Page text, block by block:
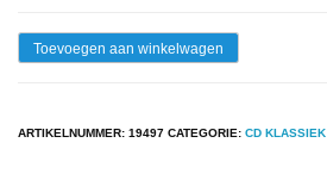
CdToevoegen aan winkelwagen
ARTIKELNUMMER: 19497 CATEGORIE: CD KLASSIEK